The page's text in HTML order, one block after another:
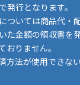
行となります。
ついては商品代・
た金額の領収書を
おりません。
方法が使用できな